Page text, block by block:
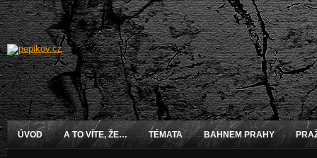
ÚVOD A TO VÍTE, ŽE… TÉMATA BAHNEM PRAHY